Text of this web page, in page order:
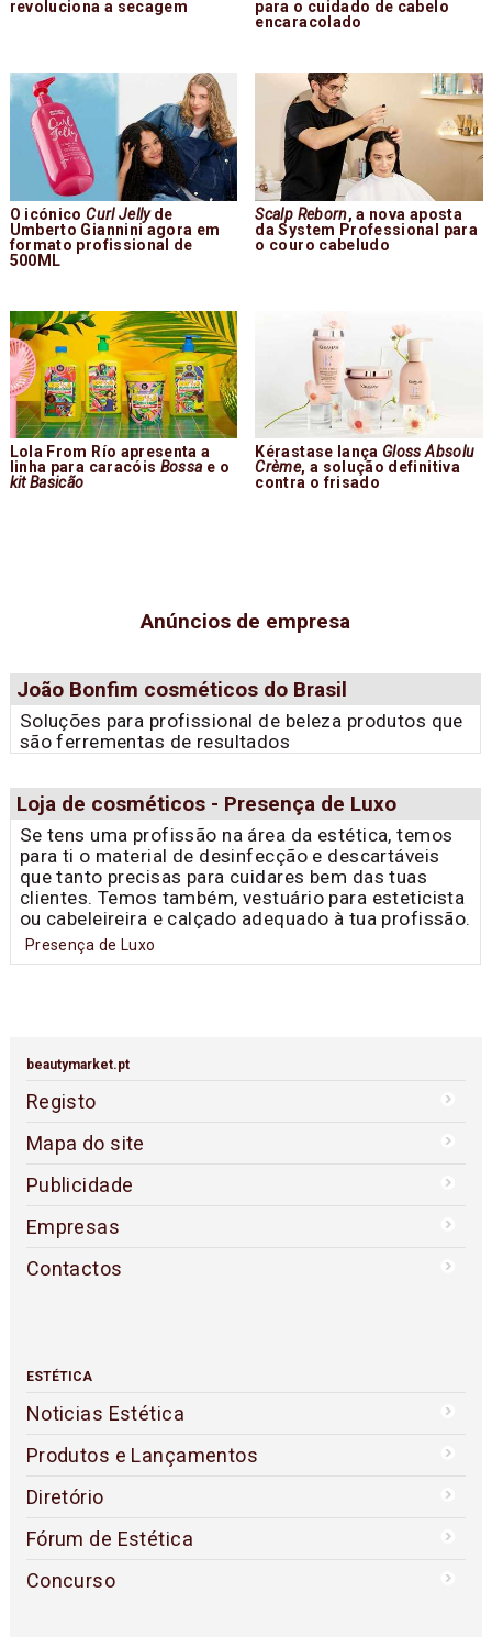
revoluciona a secagem
para o cuidado de cabelo
encaracolado
O icónicoCurl Jellyde
Umberto Giannini agora em
formato profissional de
500ML
Scalp Reborn, a nova aposta
da System Professional para
o couro cabeludo
Lola From Río apresenta a
linha para caracóis Bossa e o
kit Basicão
Kérastase lança Gloss Absolu
Crème, a solução definitiva
contra o frisado
Anúncios de empresa
João Bonfim cosméticos do Brasil
Soluções para profissional de beleza produtos que
são ferrementas de resultados
Loja de cosméticos - Presença de Luxo
Se tens uma profissão na área da estética, temos
para ti o material de desinfecção e descartáveis
que tanto precisas para cuidares bem das tuas
clientes. Temos também, vestuário para esteticista
ou cabeleireira e calçado adequado à tua profissão.
Presença de Luxo
beautymarket.pt
Registo
Mapa do site
Publicidade
Empresas
Contactos
ESTÉTICA
Noticias Estética
Produtos e Lançamentos
Diretório
Fórum de Estética
Concurso